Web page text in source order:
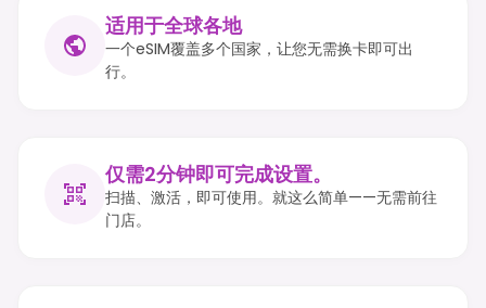
适用于全球各地
一个eSIM覆盖多个国家，让您无需换卡即可出
行。
仅需2分钟即可完成设置。
扫描、激活，即可使用。就这么简单——无需前往
门店。